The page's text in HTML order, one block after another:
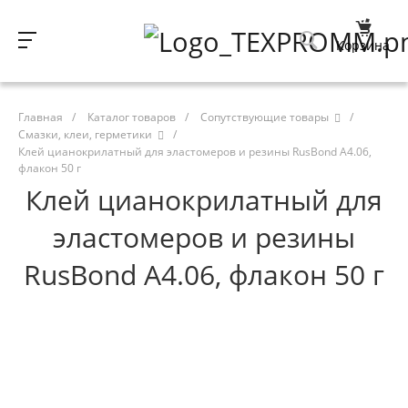
Корзина
Главная / Каталог товаров / Сопутствующие товары
/
Смазки, клеи, герметики
/
Клей цианокрилатный для эластомеров и резины RusBond A4.06,
флакон 50 г
Клей цианокрилатный для
эластомеров и резины
RusBond A4.06, флакон 50 г